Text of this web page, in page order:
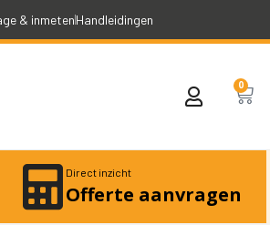
& inmetenHandleidingen
0
Direct inzicht
Offerte aanvragen